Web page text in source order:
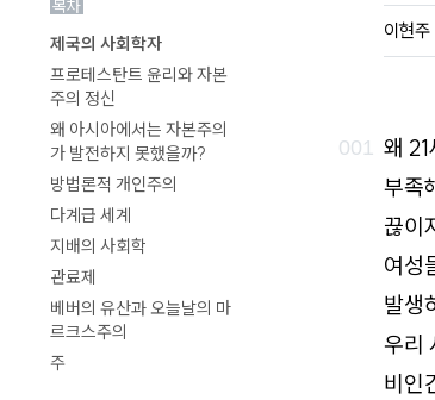
목차
제국의 사회학자
프로테스탄트 윤리와 자본
주의 정신
왜 아시아에서는 자본주의
가 발전하지 못했을까?
방법론적 개인주의
다계급 세계
지배의 사회학
관료제
베버의 유산과 오늘날의 마
르크스주의
주
이현주
왜
부족
끊이
여성
발생
우리
비인